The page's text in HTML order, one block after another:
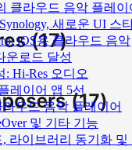
클라우드 음악 플레이
새로운 UI 스
iOS용 클라우드 음악
운로드 달성
: Hi-Res 오디오
레이어 앱 5선
우드 음악 플레이어
및 기타 기능
, 라이브러리 동기화 및